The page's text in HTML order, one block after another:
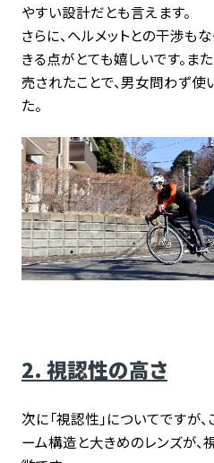
やすい設計だとも言えます。
さらに、ヘルメットとの干渉も
きる点がとても嬉しいです。ま
売されたことで、男女問わず使
た。
2. 視認性の高さ
次に「視認性」についてですが
ーム構造と大きめのレンズが、